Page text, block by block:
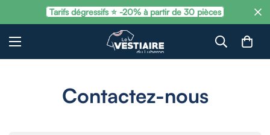
Tarifs dégressifs ⭐ -20% à partir de 30 pièces
Contactez-nous